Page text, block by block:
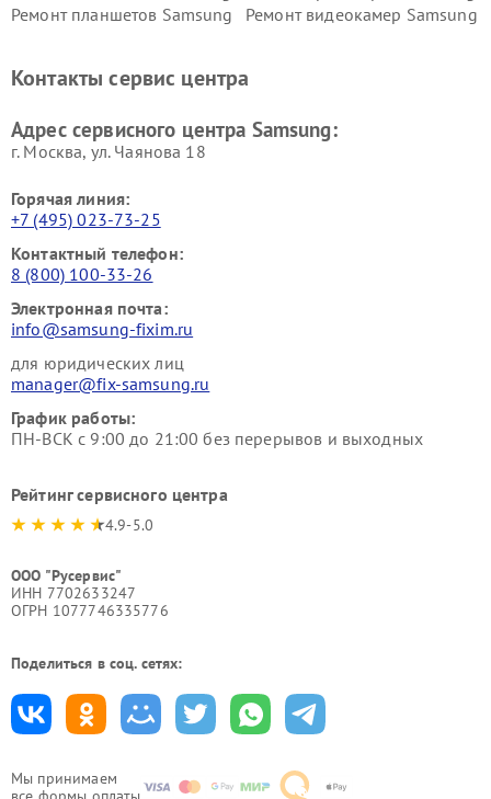
Мы принимаем
Ремонт планшетов Samsung
Ремонт видеокамер Samsung
Контакты сервис центра
Адрес сервисного центра Samsung:
г. Москва, ул. Чаянова 18
Горячая линия:
+7 (495) 023-73-25
Контактный телефон:
8 (800) 100-33-26
Электронная почта:
info@samsung-fixim.ru
для юридических лиц
manager@fix-samsung.ru
График работы:
ПН-ВСК с 9:00 до 21:00 без перерывов и выходных
Рейтинг сервисного центра
4.9-5.0
ООО "Русервис"
ИНН 7702633247
ОГРН 1077746335776
Поделиться в соц. сетях: